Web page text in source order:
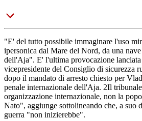
"E' del tutto possibile immaginare l'uso
ipersonica dal Mare del Nord, da una
dell'Aja". E' l'ultima provocazione lanciata
vicepresidente del Consiglio di sicurezza
dopo il mandato di arresto chiesto per
penale internazionale dell'Aja. 2Il
organizzazione internazionale, non la
Nato", aggiunge sottolineando che, a suo
guerra "non inizierebbe".